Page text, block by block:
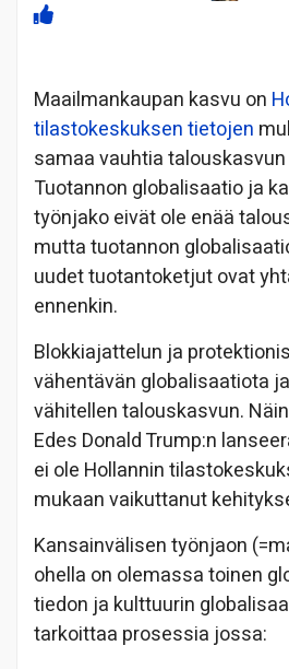
Maailmankaupan kasvu on
tilastokeskuksen tietojen
samaa vauhtia
Tuotannon globalisaatio ja
työnjako eivät ole enää
mutta tuotannon
uudet tuotantoketjut ovat
ennenkin.
Blokkiajattelun ja
vähentävän globalisaatiota
vähitellen talouskasvun.
Edes Donald Trump:n
ei ole Hollannin
mukaan vaikuttanut
Kansainvälisen työnjaon
ohella on olemassa toinen
tiedon ja kulttuurin
tarkoittaa prosessia jossa: